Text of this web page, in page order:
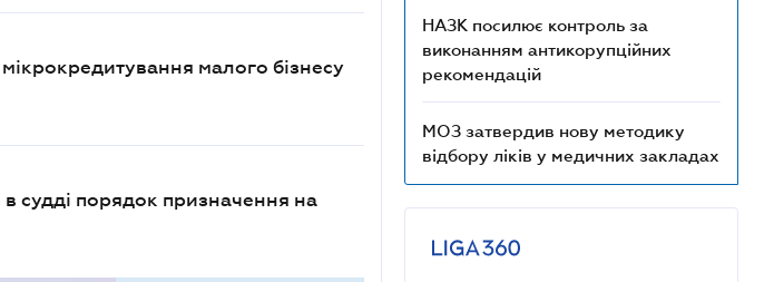
малого бізнесу
судді порядок призначення на
НАЗК посилює контроль за
виконанням антикорупційних
рекомендацій
МОЗ затвердив нову методику
відбору ліків у медичних закладах